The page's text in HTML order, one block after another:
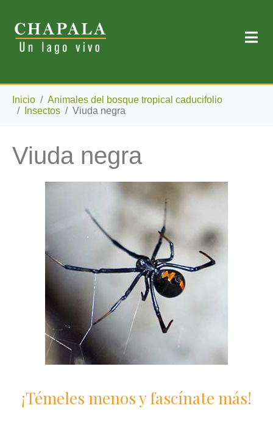
Inicio
Animales del bosque tropical caducifolio
Insectos
Viuda negra
Viuda negra
¡Témeles menos y fascínate más!